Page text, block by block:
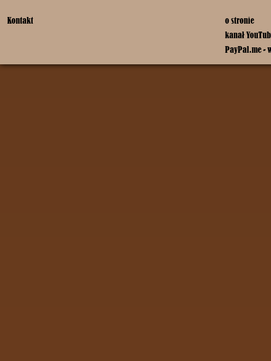
Kontakt
o stronie
kanał
PayPal.me -